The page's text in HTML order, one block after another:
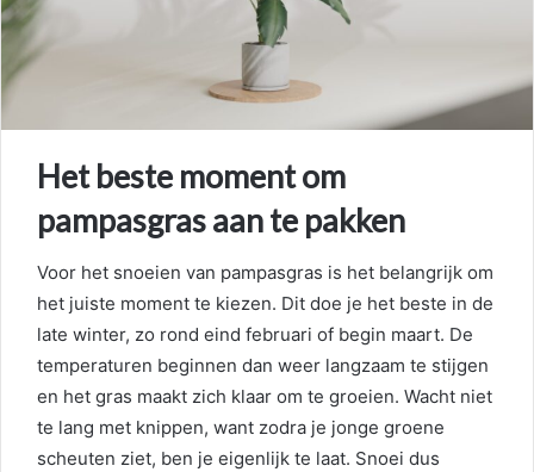
Het beste moment om
pampasgras aan te pakken
Voor het snoeien van pampasgras is het belangrijk om
het juiste moment te kiezen. Dit doe je het beste in de
late winter, zo rond eind februari of begin maart. De
temperaturen beginnen dan weer langzaam te stijgen
en het gras maakt zich klaar om te groeien. Wacht niet
te lang met knippen, want zodra je jonge groene
scheuten ziet, ben je eigenlijk te laat. Snoei dus